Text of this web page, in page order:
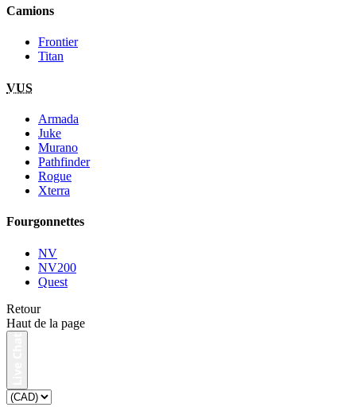
Camions
Frontier
Titan
VUS
Armada
Juke
Murano
Pathfinder
Rogue
Xterra
Fourgonnettes
NV
NV200
Quest
Retour
Haut de la page